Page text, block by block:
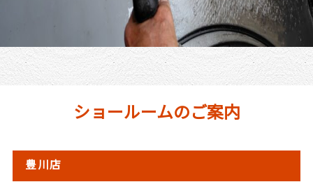
ショールームのご案内
豊川店